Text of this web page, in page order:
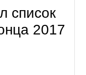
список
2017